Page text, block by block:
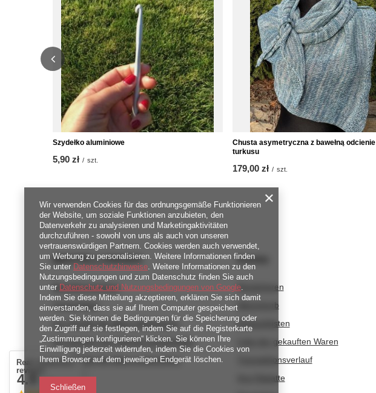
Szydełko aluminiowe
5,90 zł / szt.
Chusta asymetryczna z bawełną odcienie
turkusu
179,00 zł / szt.
BESTELLUNGEN
Bestellungsstatus
Track-Paket
Ich möchte die Ware reklamieren
Ich möchte vom Vertrag zurücktreten
Ich möchte die Ware umtauschen
Kontakt
Konto
Registrieren
Warenkorb
Einkaufslisten
Liste der gekauften Waren
Transaktionsverlauf
Ihre Rabatte
Real customers
reviews
4.9
Wir verwenden Cookies für das ordnungsgemäße Funktionieren
der Website, um soziale Funktionen anzubieten, den
Datenverkehr zu analysieren und Marketingaktivitäten
durchzuführen - sowohl von uns als auch von unseren
vertrauenswürdigen Partnern. Cookies werden auch verwendet,
um Werbung zu personalisieren. Weitere Informationen finden
Sie unter Datenschutzhinweise. Weitere Informationen zu den
Nutzungsbedingungen und zum Datenschutz finden Sie auch
unter Datenschutz und Nutzungsbedingungen von Google.
Indem Sie diese Mitteilung akzeptieren, erklären Sie sich damit
einverstanden, dass sie auf Ihrem Computer gespeichert
werden. Sie können die Bedingungen für die Speicherung oder
den Zugriff auf sie festlegen, indem Sie auf die Registerkarte
„Zustimmungen konfigurieren“ klicken. Sie können Ihre
Einwilligung jederzeit widerrufen, indem Sie die Cookies von
Ihrem Browser auf dem jeweiligen Endgerät löschen.
Schließen